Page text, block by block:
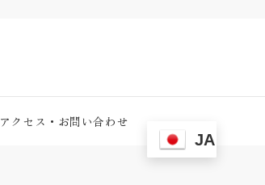
アクセス・お問い合わせ
JA